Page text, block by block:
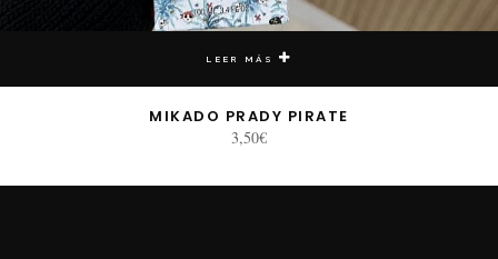
LEER MÁS
MIKADO PRADY PIRATE
3,50€